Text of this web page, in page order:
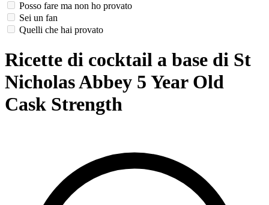
Posso fare ma non ho provato
Sei un fan
Quelli che hai provato
Ricette di cocktail a base di St
Nicholas Abbey 5 Year Old
Cask Strength